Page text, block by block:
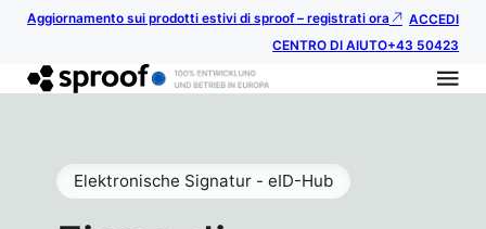
Aggiornamento sui prodotti estivi di sproof – registrati ora
ACCEDI
CENTRO DI AIUTO+43 50423
Elektronische Signatur - eID-Hub